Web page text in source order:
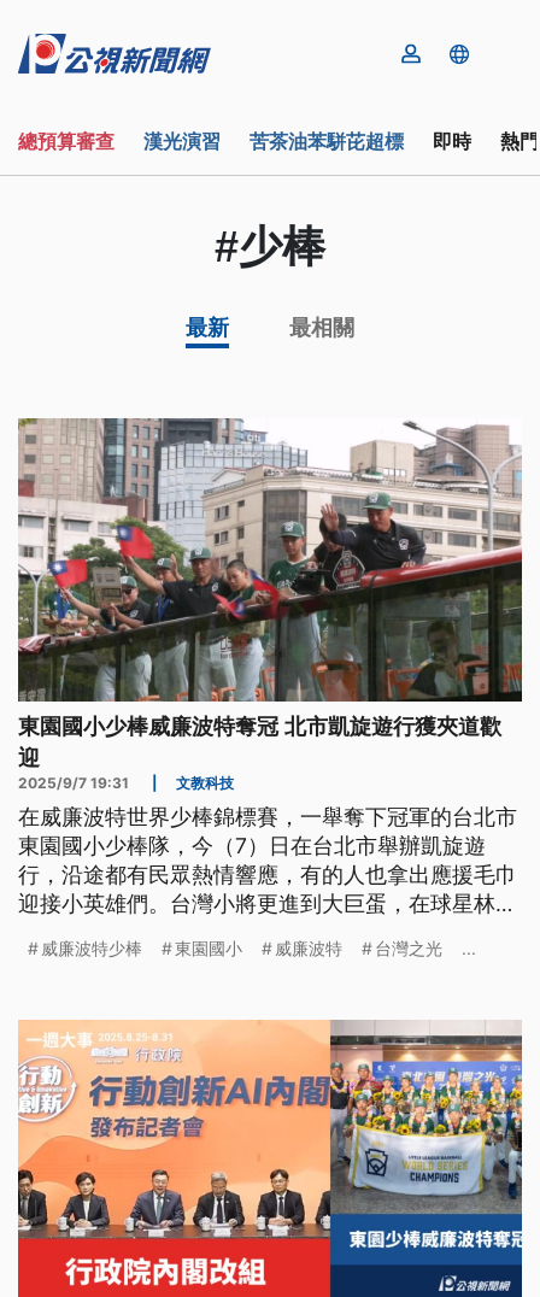
總預算審查 漢光演習 苦茶油苯駢芘超標 即時 熱
#少棒
最新 最相關
東園國小少棒威廉波特奪冠 北市凱旋遊行獲夾道歡
迎
2025/9/7 19:31 文教科技
在威廉波特世界少棒錦標賽，一舉奪下冠軍的台北市
東園國小少棒隊，今（7）日在台北市舉辦凱旋遊
行，沿途都有民眾熱情響應，有的人也拿出應援毛巾
迎接小英雄們。台灣小將更進到大巨蛋，在球星林智
威廉波特少棒 東園國小 威廉波特 台灣之光 ...